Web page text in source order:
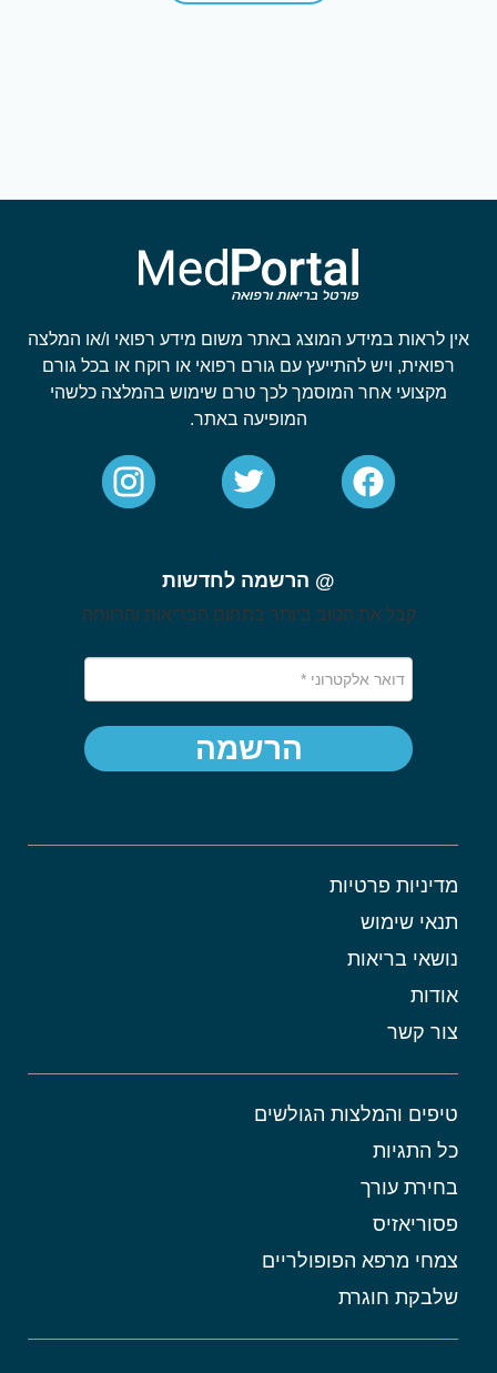
אין לראות במידע המוצג באתר משום מידע רפואי ו/או המלצה
רפואית, ויש להתייעץ עם גורם רפואי או רוקח או בכל גורם
מקצועי אחר המוסמך לכך טרם שימוש בהמלצה כלשהי
המופיעה באתר.
מדיניות פרטיות
תנאי שימוש
נושאי בריאות
אודות
צור קשר
טיפים והמלצות הגולשים
כל התגיות
בחירת עורך
פסוריאזיס
צמחי מרפא הפופולריים
שלבקת חוגרת
@ הרשמה לחדשות
קבל את הטוב ביותר בתחום הבריאות והרווחה
הרשמה